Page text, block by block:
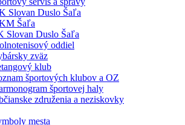
Slovan Duslo Šaľa
Šaľa
Slovan Duslo Šaľa
oddiel
zväz
klub
športových klubov a OZ
športovej haly
združenia a neziskovky
mesta